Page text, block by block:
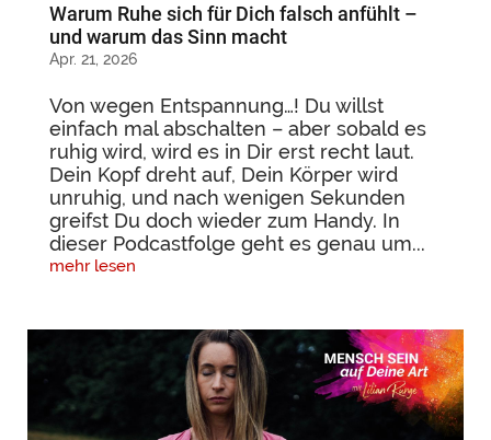
Warum Ruhe sich für Dich falsch anfühlt –
und warum das Sinn macht
Apr. 21, 2026
Von wegen Entspannung…! Du willst
einfach mal abschalten – aber sobald es
ruhig wird, wird es in Dir erst recht laut.
Dein Kopf dreht auf, Dein Körper wird
unruhig, und nach wenigen Sekunden
greifst Du doch wieder zum Handy. In
dieser Podcastfolge geht es genau um...
mehr lesen